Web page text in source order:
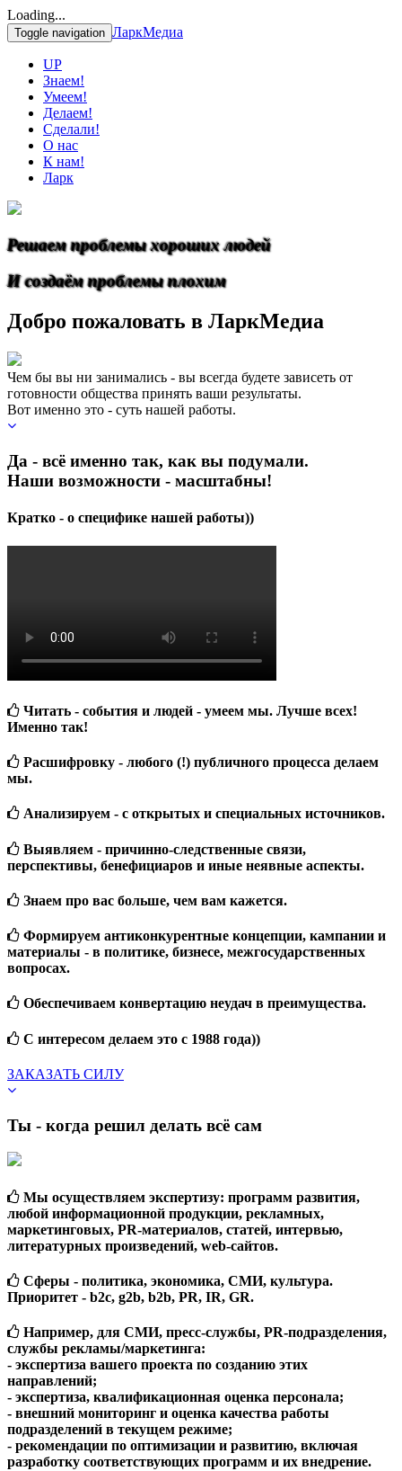
Loading...
Toggle navigation ЛаркМедиа
UP
Знаем!
Умеем!
Делаем!
Сделали!
О нас
К нам!
Ларк
Решаем проблемы хороших людей
И создаём проблемы плохим
Добро пожаловать в ЛаркМедиа
Чем бы вы ни занимались - вы всегда будете зависеть от
готовности общества принять ваши результаты.
Вот именно это - суть нашей работы.
Да - всё именно так, как вы подумали.
Наши возможности - масштабны!
Кратко - о специфике нашей работы))
Читать - события и людей - умеем мы. Лучше всех!
Именно так!
Расшифровку - любого (!) публичного процесса делаем
мы.
Анализируем - с открытых и специальных источников.
Выявляем - причинно-следственные связи,
перспективы, бенефициаров и иные неявные аспекты.
Знаем про вас больше, чем вам кажется.
Формируем антиконкурентные концепции, кампании и
материалы - в политике, бизнесе, межгосударственных
вопросах.
Обеспечиваем конвертацию неудач в преимущества.
С интересом делаем это с 1988 года))
ЗАКАЗАТЬ СИЛУ
Ты - когда решил делать всё сам
Мы осуществляем экспертизу: программ развития,
любой информационной продукции, рекламных,
маркетинговых, PR-материалов, статей, интервью,
литературных произведений, web-сайтов.
Сферы - политика, экономика, СМИ, культура.
Приоритет - b2c, g2b, b2b, PR, IR, GR.
Например, для СМИ, пресс-службы, PR-подразделения,
службы рекламы/маркетинга:
- экспертиза вашего проекта по созданию этих
направлений;
- экспертиза, квалификационная оценка персонала;
- внешний мониторинг и оценка качества работы
подразделений в текущем режиме;
- рекомендации по оптимизации и развитию, включая
разработку соответствующих программ и их внедрение.